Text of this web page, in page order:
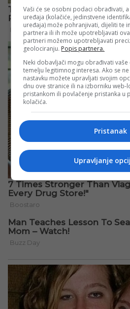
Vaši će se osobni podaci obrađivati,
uređaja (kolačiće, jedinstvene
uređaja) može pohranjivati, dijeliti te
partnera ili ih može upotrebljavati
partneri možemo upotrebljavati
geolociranju. Popis partnera.
Neki dobavljači mogu obrađivati
temelju legitimnog interesa. Ako se
nastavku možete upravljati svojim
dnu ove stranice ili na izborniku web-
pristankom ili povlačenje pristanka u
kolačića.
Pristanak
Upravljanje